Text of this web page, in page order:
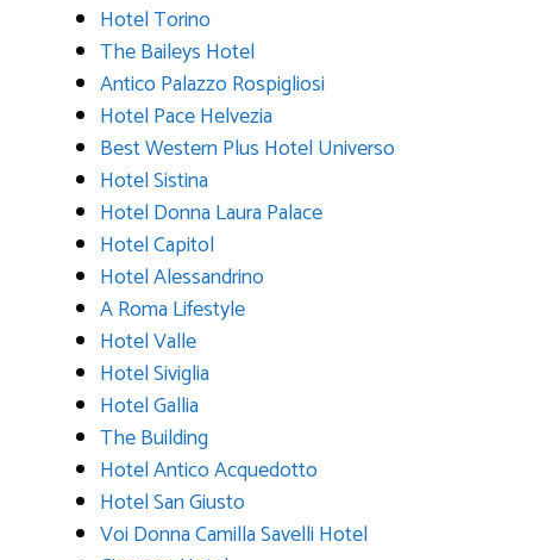
Hotel Torino
The Baileys Hotel
Antico Palazzo Rospigliosi
Hotel Pace Helvezia
Best Western Plus Hotel Universo
Hotel Sistina
Hotel Donna Laura Palace
Hotel Capitol
Hotel Alessandrino
A Roma Lifestyle
Hotel Valle
Hotel Siviglia
Hotel Gallia
The Building
Hotel Antico Acquedotto
Hotel San Giusto
Voi Donna Camilla Savelli Hotel